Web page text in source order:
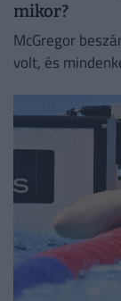
mikor?
McGregor
volt, és